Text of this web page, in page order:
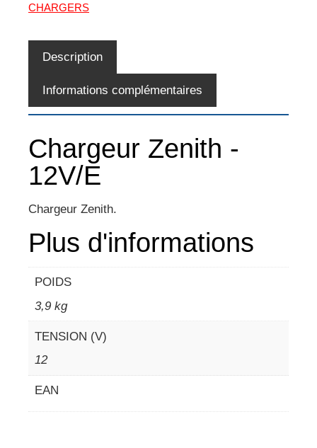
CHARGERS
Description
Informations complémentaires
Chargeur Zenith -
12V/E
Chargeur Zenith.
Plus d'informations
POIDS
3,9 kg
TENSION (V)
12
EAN